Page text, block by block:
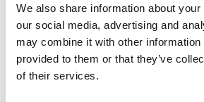
We also share information about
our social media, advertising and
may combine it with other information
provided to them or that they’ve
of their services.
Naše stranke nam vedno lahko
varnost naših izdelkov zelo
do prezračevalnih sistemov.